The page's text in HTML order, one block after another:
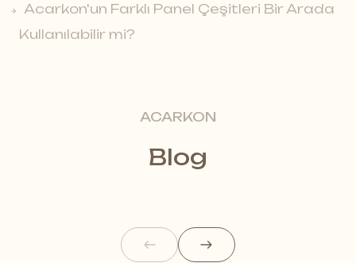
Acarkon'un Farklı Panel Çeşitleri Bir Arada
Kullanılabilir mi?
ACARKON
Blog